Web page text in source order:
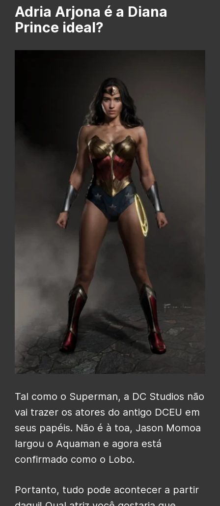
Adria Arjona é a Diana
Prince ideal?
Tal como o Superman, a DC Studios não
vai trazer os atores do antigo DCEU em
seus papéis. Não é à toa, Jason Momoa
largou o Aquaman e agora está
confirmado como o Lobo.
Portanto, tudo pode acontecer a partir